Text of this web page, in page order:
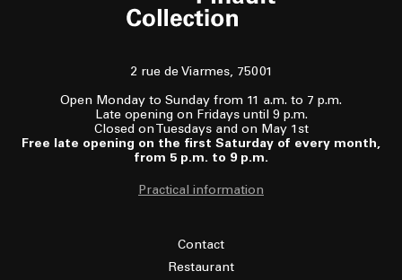
2 rue de Viarmes, 75001
Open Monday to Sunday from 11 a.m. to 7 p.m.
Late opening on Fridays until 9 p.m.
Closed on Tuesdays and on May 1st
Free late opening on the first Saturday of every month,
from 5 p.m. to 9 p.m.
Practical information
Contact
Restaurant